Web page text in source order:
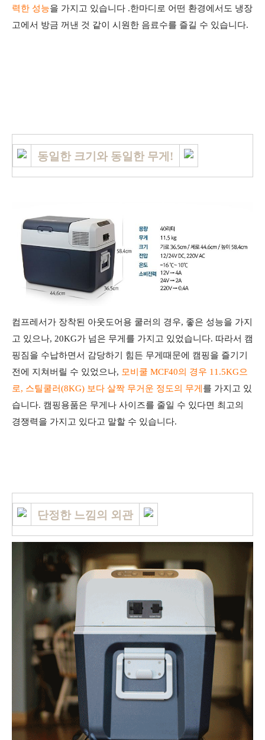
력한 성능을 가지고 있습니다 .한마디로 어떤 환경에서도 냉장
고에서 방금 꺼낸 것 같이 시원한 음료수를 즐길 수 있습니다.
동일한 크기와 동일한 무게!
컴프레서가 장착된 아웃도어용 쿨러의 경우, 좋은 성능을 가지
고 있으나, 20KG가 넘은 무게를 가지고 있었습니다. 따라서 캠
핑짐을 수납하면서 감당하기 힘든 무게때문에 캠핑을 즐기기
전에 지쳐버릴 수 있었으나, 모비쿨 MCF40의 경우 11.5KG으
로, 스틸쿨러(8KG) 보다 살짝 무거운 정도의 무게 를 가지고 있
습니다. 캠핑용품은 무게나 사이즈를 줄일 수 있다면 최고의
경쟁력을 가지고 있다고 말할 수 있습니다.
단정한 느낌의 외관